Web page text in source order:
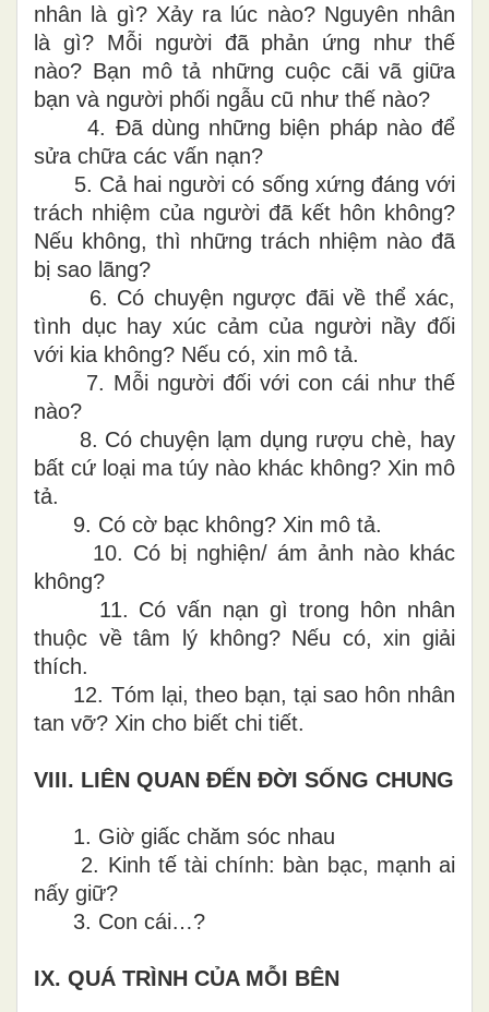
nhân là gì? Xảy ra lúc nào? Nguyên nhân
là gì? Mỗi người đã phản ứng như thế
nào? Bạn mô tả những cuộc cãi vã giữa
bạn và người phối ngẫu cũ như thế nào?
4. Đã dùng những biện pháp nào để
sửa chữa các vấn nạn?
5. Cả hai người có sống xứng đáng với
trách nhiệm của người đã kết hôn không?
Nếu không, thì những trách nhiệm nào đã
bị sao lãng?
6. Có chuyện ngược đãi về thể xác,
tình dục hay xúc cảm của người nầy đối
với kia không? Nếu có, xin mô tả.
7. Mỗi người đối với con cái như thế
nào?
8. Có chuyện lạm dụng rượu chè, hay
bất cứ loại ma túy nào khác không? Xin mô
tả.
9. Có cờ bạc không? Xin mô tả.
10. Có bị nghiện/ ám ảnh nào khác
không?
11. Có vấn nạn gì trong hôn nhân
thuộc về tâm lý không? Nếu có, xin giải
thích.
12. Tóm lại, theo bạn, tại sao hôn nhân
tan vỡ? Xin cho biết chi tiết.
VIII. LIÊN QUAN ĐẾN ĐỜI SỐNG CHUNG
1. Giờ giấc chăm sóc nhau
2. Kinh tế tài chính: bàn bạc, mạnh ai
nấy giữ?
3. Con cái…?
IX. QUÁ TRÌNH CỦA MỖI BÊN